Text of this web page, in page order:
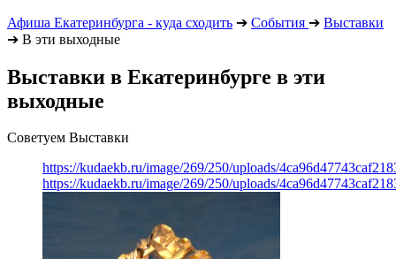
Афиша Екатеринбурга - куда сходить ➔ События ➔ Выставки
➔ В эти выходные
Выставки в Екатеринбурге в эти
выходные
Советуем Выставки
https://kudaekb.ru/image/269/250/uploads/
https://kudaekb.ru/image/269/250/uploads/